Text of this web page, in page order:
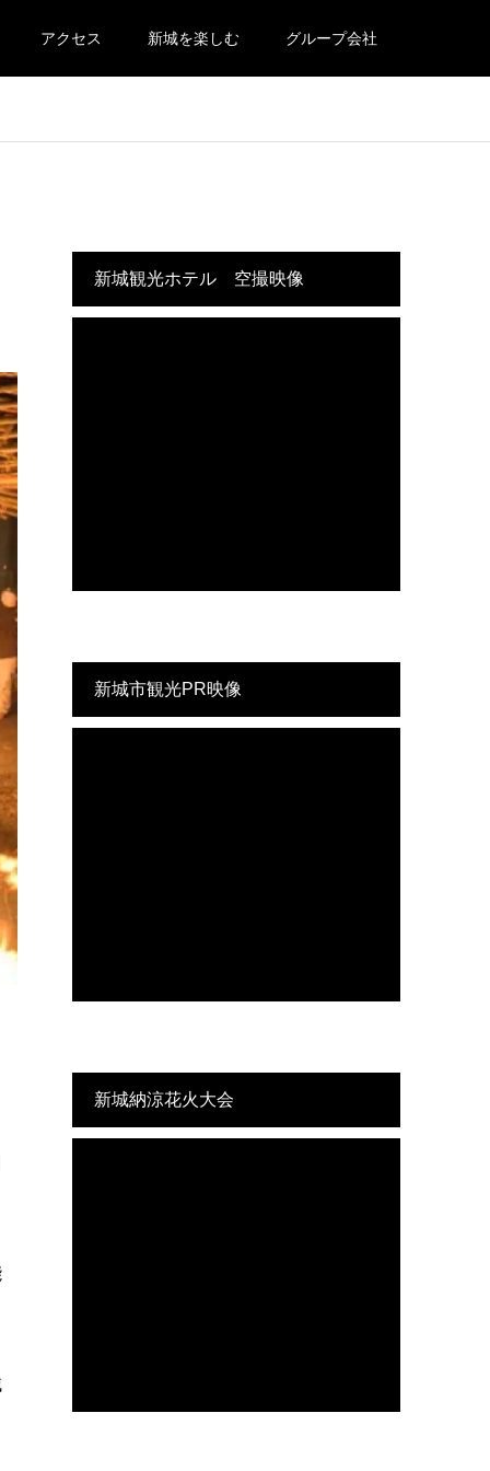
アクセス 新城を楽しむ グループ会社
新城観光ホテル 空撮映像
新城市観光PR映像
新城納涼花火大会